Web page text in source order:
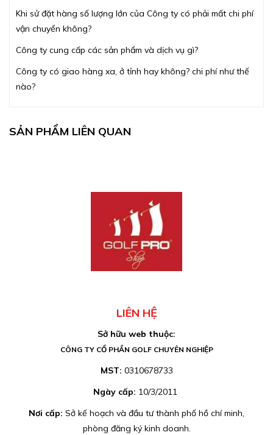
Khi sử đặt hàng số lượng lớn của Công ty có phải mất chi phí
vận chuyển không?
Công ty cung cấp các sản phẩm và dịch vụ gì?
Công ty có giao hàng xa, ở tỉnh hay không? chi phí như thế
nào?
SẢN PHẨM LIÊN QUAN
LIÊN HỆ
Sở hữu web thuộc:
CÔNG TY CỔ PHẦN GOLF CHUYÊN NGHIỆP
MST: 0310678733
Ngày cấp: 10/3/2011
Nơi cấp: Sở kế hoạch và đầu tư thành phố hồ chí minh,
phòng đăng ký kinh doanh.